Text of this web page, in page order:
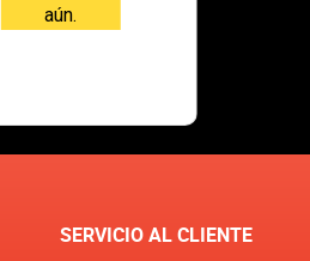
aún.
SERVICIO AL CLIENTE